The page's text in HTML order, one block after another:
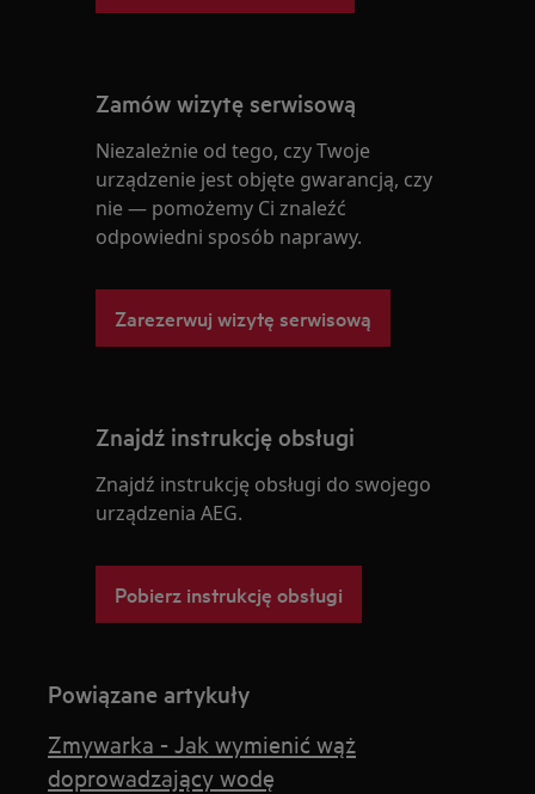
Zamów wizytę serwisową
Niezależnie od tego, czy Twoje
urządzenie jest objęte gwarancją, czy
nie — pomożemy Ci znaleźć
odpowiedni sposób naprawy.
Zarezerwuj wizytę serwisową
Znajdź instrukcję obsługi
Znajdź instrukcję obsługi do swojego
urządzenia AEG.
Pobierz instrukcję obsługi
Powiązane artykuły
Zmywarka - Jak wymienić wąż
doprowadzający wodę